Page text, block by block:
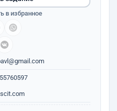
в избранное